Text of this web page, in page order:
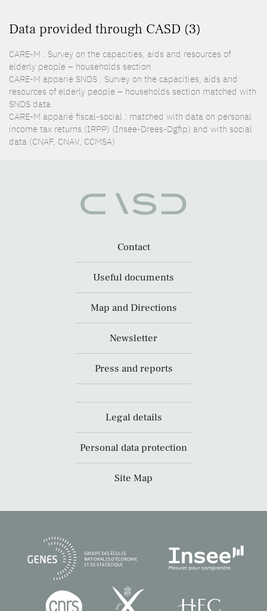
Data provided through CASD (3)
CARE-M : Survey on the capacities, aids and resources of
elderly people – households section
CARE-M apparié SNDS : Survey on the capacities, aids and
resources of elderly people – households section matched with
SNDS data
CARE-M apparié fiscal-social : matched with data on personal
income tax returns (IRPP) (Insee-Drees-Dgfip) and with social
data (CNAF, CNAV, CCMSA)
Contact
Useful documents
Map and Directions
Newsletter
Press and reports
Legal details
Personal data protection
Site Map